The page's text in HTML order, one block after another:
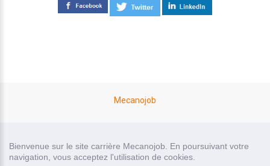
Bienvenue sur le site carrière Mecanojob. En poursuivant votre
navigation, vous acceptez l'utilisation de cookies.
Mecanojob
Recrutor, logiciel de recrutement